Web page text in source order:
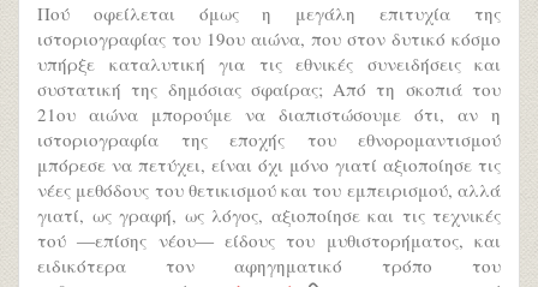
Πού οφείλεται όμως η μεγάλη επιτυχία της
ιστοριογραφίας του 19ου αιώνα, που στον δυτικό κόσμο
υπήρξε καταλυτική για τις εθνικές συνειδήσεις και
συστατική της δημόσιας σφαίρας; Από τη σκοπιά του
21ου αιώνα μπορούμε να διαπιστώσουμε ότι, αν η
ιστοριογραφία της εποχής του εθνορομαντισμού
μπόρεσε να πετύχει, είναι όχι μόνο γιατί αξιοποίησε τις
νέες μεθόδους του θετικισμού και του εμπειρισμού, αλλά
γιατί, ως γραφή, ως λόγος, αξιοποίησε και τις τεχνικές
τού ―επίσης νέου― είδους του μυθιστορήματος, και
ειδικότερα τον αφηγηματικό τρόπο του